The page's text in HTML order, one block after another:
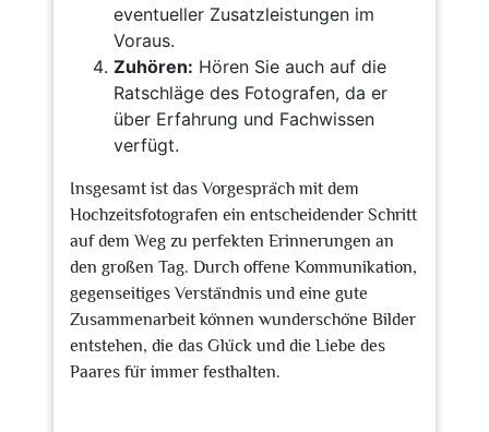
eventueller Zusatzleistungen im
Voraus.
Zuhören: Hören Sie auch auf die
Ratschläge des Fotografen, da er
über Erfahrung und Fachwissen
verfügt.
Insgesamt ist das Vorgespräch mit dem
Hochzeitsfotografen ein entscheidender Schritt
auf dem Weg zu perfekten Erinnerungen an
den großen Tag. Durch offene Kommunikation,
gegenseitiges Verständnis und eine gute
Zusammenarbeit können wunderschöne Bilder
entstehen, die das Glück und die Liebe des
Paares für immer festhalten.